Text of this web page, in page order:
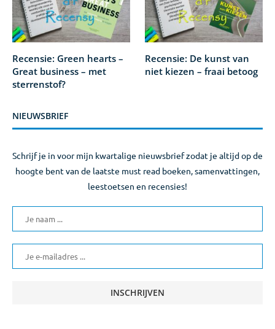
Recensie: Green hearts –
Great business – met
sterrenstof?
Recensie: De kunst van
niet kiezen – fraai betoog
NIEUWSBRIEF
Schrijf je in voor mijn kwartalige nieuwsbrief zodat je altijd op de
hoogte bent van de laatste must read boeken, samenvattingen,
leestoetsen en recensies!